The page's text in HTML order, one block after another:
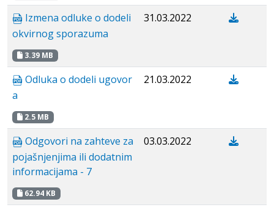
Izmena odluke o dodeli
okvirnog sporazuma
3.39 MB
31.03.2022
Odluka o dodeli ugovor
a
2.5 MB
21.03.2022
Odgovori na zahteve za
pojašnjenjima ili dodatnim
informacijama - 7
62.94 KB
03.03.2022